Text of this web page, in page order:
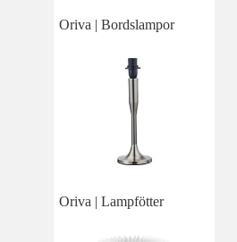
Oriva | Bordslampor
Oriva | Lampfötter